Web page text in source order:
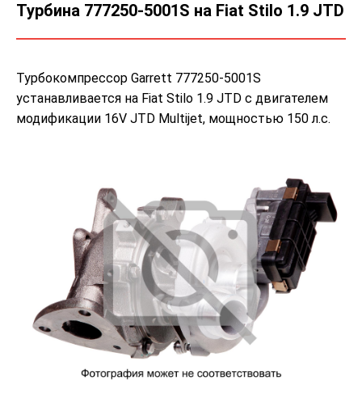
Турбина 777250-5001S на Fiat Stilo 1.9 JTD
Турбокомпрессор Garrett 777250-5001S
устанавливается на Fiat Stilo 1.9 JTD с двигателем
модификации 16V JTD Multijet, мощностью 150 л.с.